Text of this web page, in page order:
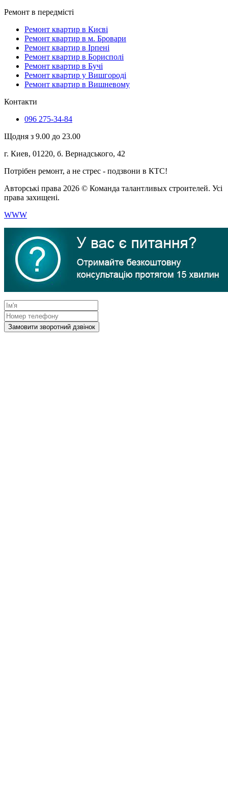
Ремонт в передмісті
Ремонт квартир в Києві
Ремонт квартир в м. Бровари
Ремонт квартир в Ірпені
Ремонт квартир в Борисполі
Ремонт квартир в Бучі
Ремонт квартир у Вишгороді
Ремонт квартир в Вишневому
Контакти
096 275-34-84
Щодня з 9.00 до 23.00
г. Киев, 01220, б. Вернадського, 42
Потрібен ремонт, а не стрес - подзвони в КТС!
Авторські права 2026 © Команда талантливых строителей. Усі
права захищені.
WWW
Замовити зворотний дзвінок